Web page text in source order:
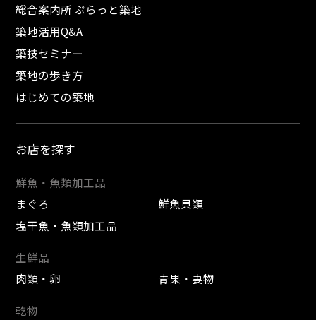
総合案内所 ぷらっと築地
築地活用Q&A
築技セミナー
築地の歩き方
はじめての築地
お店を探す
鮮魚・魚類加工品
まぐろ
鮮魚貝類
塩干魚・魚類加工品
生鮮品
肉類・卵
青果・妻物
乾物